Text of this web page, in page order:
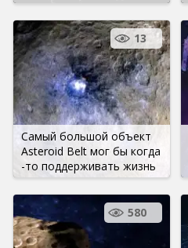
Самый большой объект
Asteroid Belt мог бы когда
-то поддерживать жизнь
13
580